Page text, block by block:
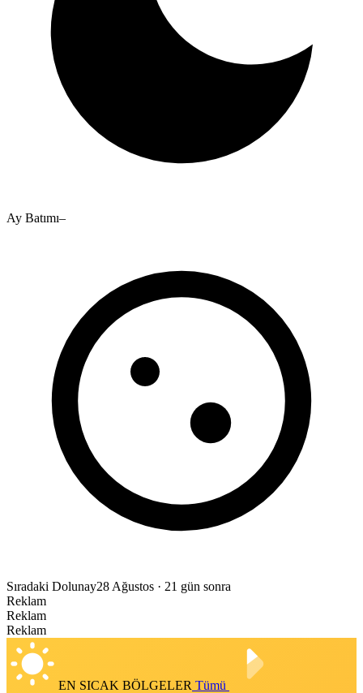
Ay Batımı–
Sıradaki Dolunay28 Ağustos · 21 gün sonra
Reklam
Reklam
Reklam
EN SICAK BÖLGELER Tümü